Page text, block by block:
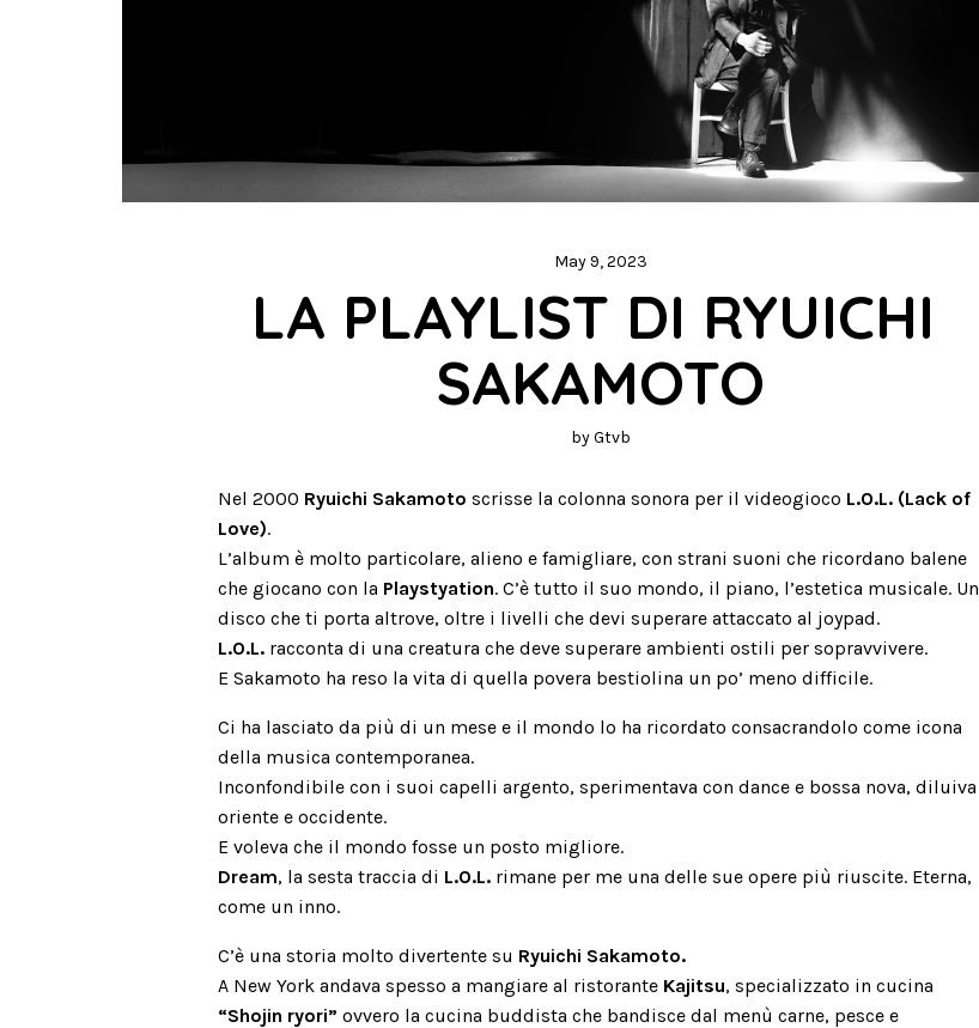
May 9, 2023
LA PLAYLIST DI RYUICHI
SAKAMOTO
byGtvb
Nel 2000 Ryuichi Sakamoto scrisse la colonna sonora per il videogioco L.O.L. (Lack of
Love).
L’album è molto particolare, alieno e famigliare, con strani suoni che ricordano balene
che giocano con la Playstyation. C’è tutto il suo mondo, il piano, l’estetica musicale. Un
disco che ti porta altrove, oltre i livelli che devi superare attaccato al joypad.
L.O.L. racconta di una creatura che deve superare ambienti ostili per sopravvivere.
E Sakamoto ha reso la vita di quella povera bestiolina un po’ meno difficile.
Ci ha lasciato da più di un mese e il mondo lo ha ricordato consacrandolo come icona
della musica contemporanea.
Inconfondibile con i suoi capelli argento, sperimentava con dance e bossa nova, diluiva
oriente e occidente.
E voleva che il mondo fosse un posto migliore.
Dream, la sesta traccia di L.O.L. rimane per me una delle sue opere più riuscite. Eterna,
come un inno.
C’è una storia molto divertente su Ryuichi Sakamoto.
A New York andava spesso a mangiare al ristorante Kajitsu, specializzato in cucina
“Shojin ryori” ovvero la cucina buddista che bandisce dal menù carne, pesce e